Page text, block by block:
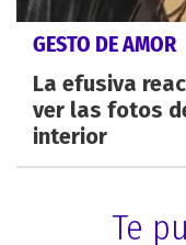
GESTO DE AMOR
La efusiva
ver las fotos
interior
Te